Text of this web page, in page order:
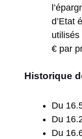
d’Etat
€ par
Historique
Du
Du
Du